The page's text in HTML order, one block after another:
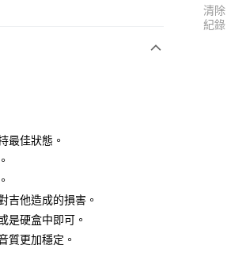
兆豐國際商業銀行
台中商業銀行
華泰商業銀行
彰化商業銀行
台北富邦商業銀行
台中商業銀行
第一商業銀行
彰化商業銀行
台北富邦商業銀行
最佳狀態。
吉他造成的損害。
是硬盒中即可。
質更加穩定。
清除
紀錄